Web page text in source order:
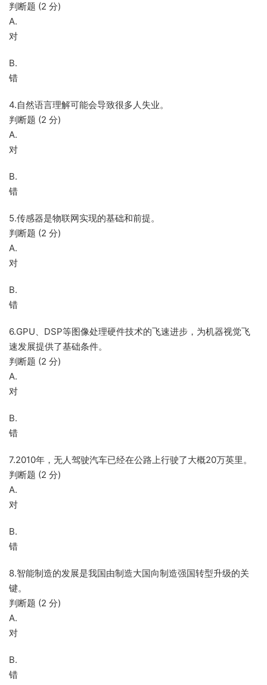
判断题 (2 分)
A.
对
B.
错
4.自然语言理解可能会导致很多人失业。
判断题 (2 分)
A.
对
B.
错
5.传感器是物联网实现的基础和前提。
判断题 (2 分)
A.
对
B.
错
6.GPU、DSP等图像处理硬件技术的飞速进步，为机器视觉飞
速发展提供了基础条件。
判断题 (2 分)
A.
对
B.
错
7.2010年，无人驾驶汽车已经在公路上行驶了大概20万英里。
判断题 (2 分)
A.
对
B.
错
8.智能制造的发展是我国由制造大国向制造强国转型升级的关
键。
判断题 (2 分)
A.
对
B.
错